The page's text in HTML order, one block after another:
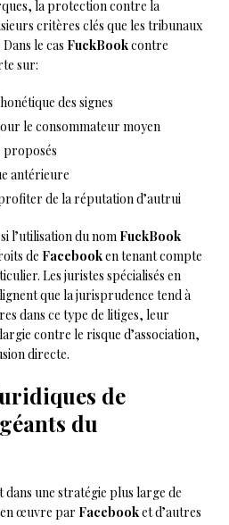
la protection contre la
critères clés que les tribunaux
le cas FuckBookcontre
sur:
des signes
le consommateur moyen
proposés
antérieure
de la réputation d’autrui
l’utilisation du nom FuckBook
de Facebooken tenant compte
Les juristes spécialisés en
que la jurisprudence tend à
dans ce type de litiges, leur
contre le risque d’association,
directe.
de
du
dans une stratégie plus large de
œuvre par Facebooket d’autres